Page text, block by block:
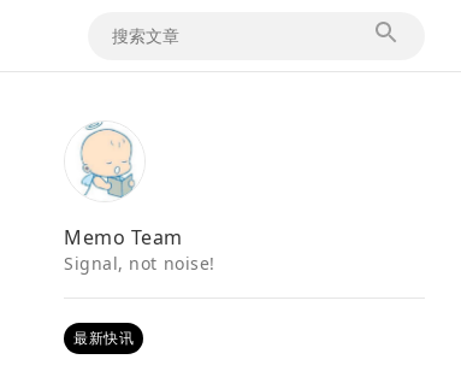
Memo Team
Signal, not noise!
最新快讯